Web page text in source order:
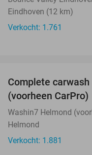
Eindhoven (12 km)
Verkocht: 1.761
Complete
(voorheen CarPro)
Washin7 Helmond
Helmond
Verkocht: 1.881